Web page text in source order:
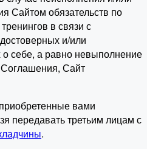
Сайтом обязательств по
в связи с
и/или
себе, а равно невыполнение
Сайт
вами
передавать третьим лицам с
.